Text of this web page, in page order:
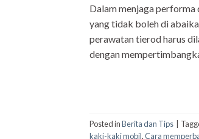
Dalam menjaga performa
yang tidak boleh di
perawatan tierod harus
dengan
Posted inBerita dan Tips |
kaki-kaki mobil,Cara